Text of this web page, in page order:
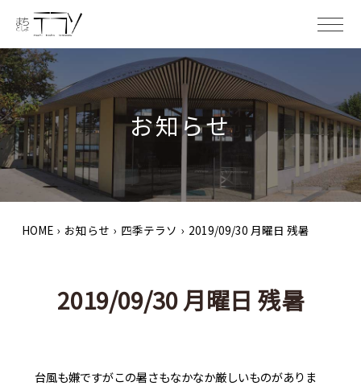
お知らせ
HOME › お知らせ › 四季テラソ › 2019/09/30 月曜日 残暑
2019/09/30 月曜日 残暑
台風も嫌ですがこの暑さもなかなか厳しいものがありま